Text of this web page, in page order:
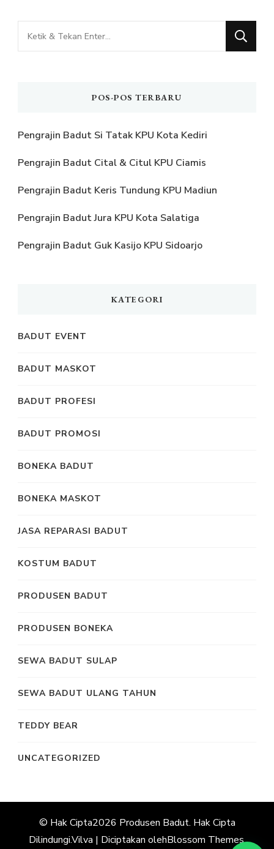
Mencari
Sesuatu?
POS-POS TERBARU
Pengrajin Badut Si Tatak KPU Kota Kediri
Pengrajin Badut Cital & Citul KPU Ciamis
Pengrajin Badut Keris Tundung KPU Madiun
Pengrajin Badut Jura KPU Kota Salatiga
Pengrajin Badut Guk Kasijo KPU Sidoarjo
KATEGORI
BADUT EVENT
BADUT MASKOT
BADUT PROFESI
BADUT PROMOSI
BONEKA BADUT
BONEKA MASKOT
JASA REPARASI BADUT
KOSTUM BADUT
PRODUSEN BADUT
PRODUSEN BONEKA
SEWA BADUT SULAP
SEWA BADUT ULANG TAHUN
TEDDY BEAR
UNCATEGORIZED
© Hak Cipta2026 Produsen Badut. Hak Cipta
Dilindungi.Vilva | Diciptakan olehBlossom Themes.